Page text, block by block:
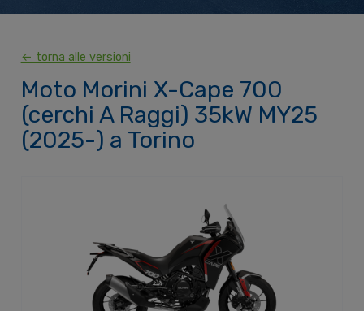
← torna alle versioni
Moto Morini X-Cape 700
(cerchi A Raggi) 35kW MY25
(2025-) a Torino